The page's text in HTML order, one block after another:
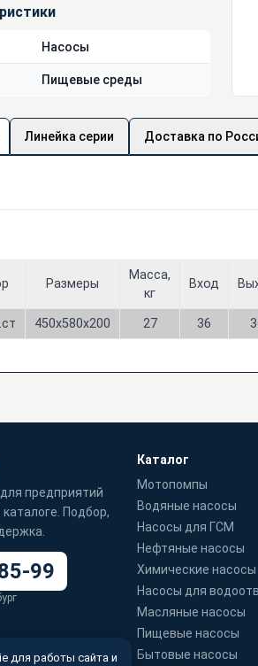
Насосы
Пищевые среды
Линейка серии Доставка по
Размеры
Масса,
кг
Вход
450х580х200 27 36
предприятий
Подбор,
99
Каталог
Мотопомпы
Водяные насосы
Насосы для ГСМ
Нефтяные насосы
Химические насосы
Насосы для
Масляные насосы
Пищевые насосы
Бытовые насосы
для работы сайта и